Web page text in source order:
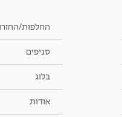
החלפות/
סניפים
בלוג
אודות